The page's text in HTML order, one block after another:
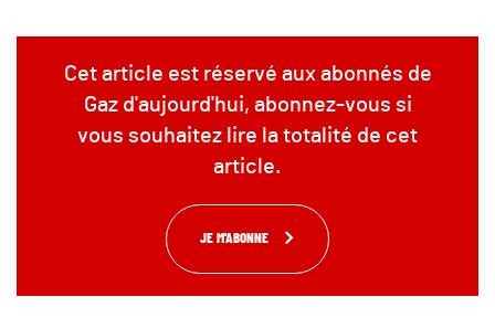
Cet article est réservé aux abonnés de
Gaz d'aujourd'hui, abonnez-vous si
vous souhaitez lire la totalité de cet
article.
JE M'ABONNE